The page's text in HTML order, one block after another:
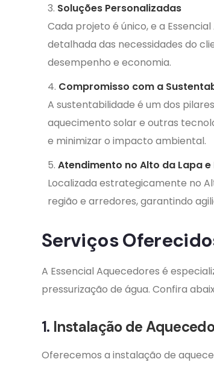
Soluções Personalizadas
Cada projeto é único, e a
detalhada das necessidades do
desempenho e economia.
Compromisso com a
A sustentabilidade é um dos
aquecimento solar e outras
e minimizar o impacto ambiental.
Atendimento no Alto da Lapa e
Localizada estrategicamente no
região e arredores, garantindo
Serviços
A Essencial Aquecedores é
pressurização de água. Confira
1. Instalação de
Oferecemos a instalação de